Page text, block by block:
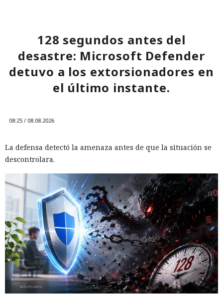
128 segundos antes del
desastre: Microsoft Defender
detuvo a los extorsionadores en
el último instante.
08:25 / 08.08.2026
La defensa detectó la amenaza antes de que la situación se
descontrolara.